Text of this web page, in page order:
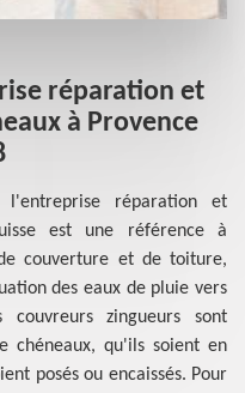
réparation et
à Provence
l'entreprise réparation et
est une référence à
couverture et de toiture,
des eaux de pluie vers
couvreurs zingueurs sont
chéneaux, qu'ils soient en
posés ou encaissés. Pour